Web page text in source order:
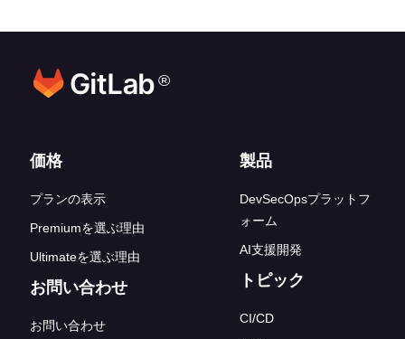
®
フッターリンク
価格
プランの表示
Premiumを選ぶ理由
Ultimateを選ぶ理由
お問い合わせ
お問い合わせ
製品
DevSecOpsプラットフ
ォーム
AI支援開発
トピック
CI/CD